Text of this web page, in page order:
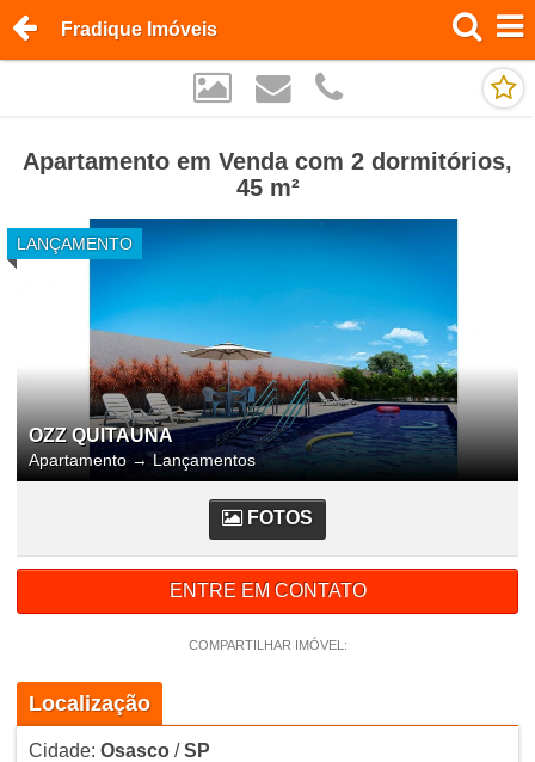
Fradique Imóveis
Apartamento em Venda com 2 dormitórios,
45 m²
LANÇAMENTO
OZZ QUITAUNA
Apartamento →Lançamentos
FOTOS
ENTRE EM CONTATO
COMPARTILHAR IMÓVEL:
Localização
Cidade: Osasco/SP